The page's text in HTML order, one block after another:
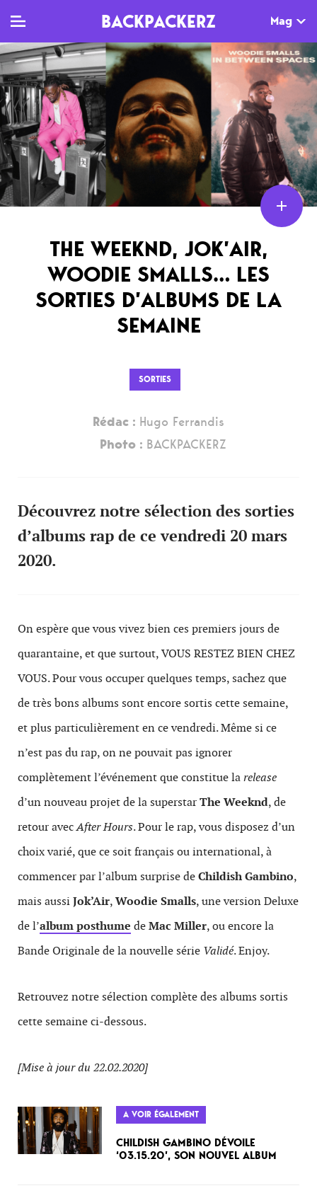
BACKPACKERZ Mag
TV
Clips
Live
Documentaires
MAG
Dossiers
Tops
Interviews
Sorties
Newsletter
AGENDA
Paris
Festivals
THE WEEKND, JOK’AIR,
WOODIE SMALLS… LES
SORTIES D’ALBUMS DE LA
SEMAINE
SORTIES
Rédac : Hugo Ferrandis
Photo : BACKPACKERZ
Découvrez notre sélection des sorties
d’albums rap de ce vendredi 20 mars
2020.
On espère que vous vivez bien ces premiers jours de
quarantaine, et que surtout, VOUS RESTEZ BIEN CHEZ
VOUS. Pour vous occuper quelques temps, sachez que
de très bons albums sont encore sortis cette semaine,
et plus particulièrement en ce vendredi. Même si ce
n’est pas du rap, on ne pouvait pas ignorer
complètement l’événement que constitue larelease
d’un nouveau projet de la superstarThe Weeknd, de
retour avecAfter Hours. Pour le rap, vous disposez d’un
choix varié, que ce soit français ou international, à
commencer par l’album surprise deChildish Gambino,
mais aussiJok’Air,Woodie Smalls, une version Deluxe
de l’album posthume deMac Miller, ou encore la
Bande Originale de la nouvelle série Validé. Enjoy.
Retrouvez notre sélection complète des albums sortis
cette semaine ci-dessous.
[Mise à jour du 22.02.2020]
A VOIR ÉGALEMENT
CHILDISH GAMBINO DÉVOILE
‘03.15.20’, SON NOUVEL ALBUM